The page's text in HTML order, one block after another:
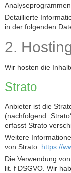
Analyseprogrammen.
Detaillierte
in der folgenden
2.
Wir hosten die
Strato
Anbieter ist die
(nachfolgend
erfasst Strato
Weitere
von Strato: https://
Die Verwendung
lit. f DSGVO. Wir